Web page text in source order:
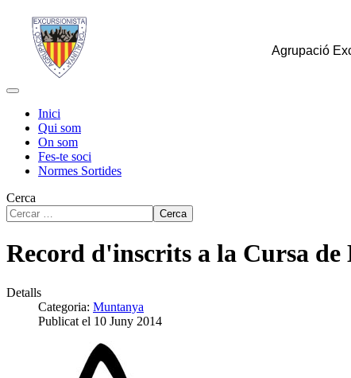
Agrupació
Inici
Qui som
On som
Fes-te soci
Normes Sortides
Cerca
Cerca
Record d'inscrits a la Cursa
Detalls
Categoria: Muntanya
Publicat el 10 Juny 2014